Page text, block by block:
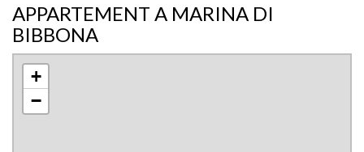
APPARTEMENT A MARINA DI
BIBBONA
+
−